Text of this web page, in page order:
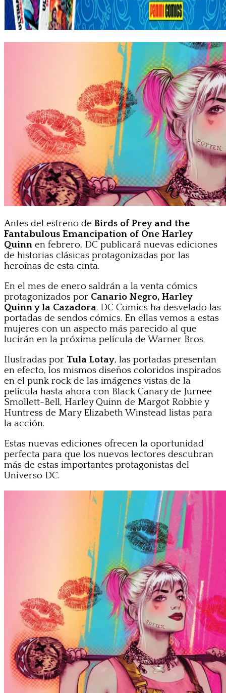
Antes del estreno de Birds of Prey and the
Fantabulous Emancipation of One Harley
Quinn en febrero, DC publicará nuevas ediciones
de historias clásicas protagonizadas por las
heroínas de esta cinta.
En el mes de enero saldrán a la venta cómics
protagonizados por Canario Negro, Harley
Quinn y la Cazadora. DC Comics ha desvelado las
portadas de sendos cómics. En ellas vemos a estas
mujeres con un aspecto más parecido al que
lucirán en la próxima película de Warner Bros.
Ilustradas por Tula Lotay, las portadas presentan
en efecto, los mismos diseños coloridos inspirados
en el punk rock de las imágenes vistas de la
película hasta ahora con Black Canary de Jurnee
Smollett-Bell, Harley Quinn de Margot Robbie y
Huntress de Mary Elizabeth Winstead listas para
la acción.
Estas nuevas ediciones ofrecen la oportunidad
perfecta para que los nuevos lectores descubran
más de estas importantes protagonistas del
Universo DC.